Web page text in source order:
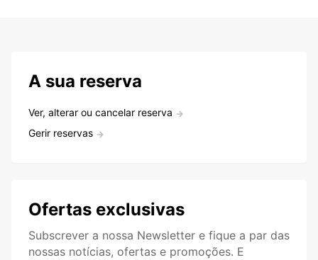
A sua reserva
Ver, alterar ou cancelar reserva
Gerir reservas
Ofertas exclusivas
Subscrever a nossa Newsletter e fique a par das
nossas notícias, ofertas e promoções. E